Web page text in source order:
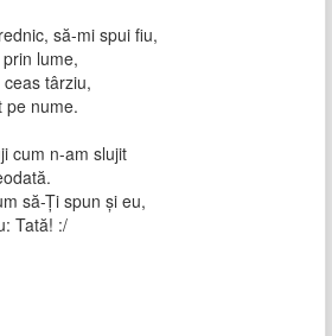
să-mi spui fiu,
lume,
târziu,
pe nume.
cum n-am slujit
să-Ţi spun şi eu,
Tată! :/